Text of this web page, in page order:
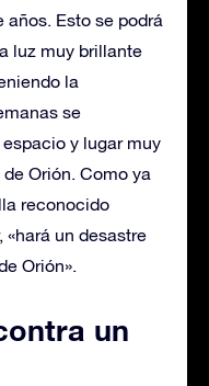
años. Esto se podrá
luz muy brillante
la
se
y lugar muy
Orión. Como ya
reconocido
un desastre
Orión».
un